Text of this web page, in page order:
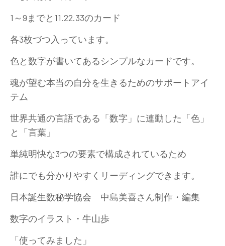
1～9までと11.22.33のカード
各3枚づつ入っています。
色と数字が書いてあるシンプルなカードです。
魂が望む本当の自分を生きるためのサポートアイ
テム
世界共通の言語である「数字」に連動した「色」
と「言葉」
単純明快な3つの要素で構成されているため
誰にでも分かりやすくリーディングできます。
日本誕生数秘学協会 中島美喜さん制作・編集
数字のイラスト・牛山歩
「使ってみました」